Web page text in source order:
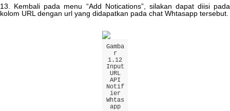
13 Kembali pada menu “Add Notications”, silakan dapat diisi pada
kolom URL dengan url yang didapatkan pada chat Whtasapp tersebut
Gamba
r
1 . 12
Input
URL
API
Notif
ier
Whtas
app